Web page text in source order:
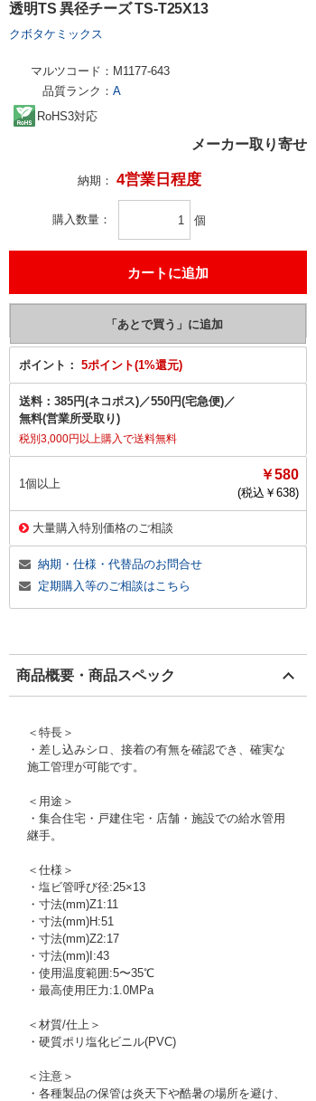
透明TS 異径チーズ TS-T25X13
クボタケミックス
マルツコード： M1177-643
品質ランク： A
RoHS3対応
メーカー取り寄せ
納期： 4営業日程度
購入数量 個
ポイント： 5ポイント(1%還元)
送料： 385円(ネコポス)／550円(宅急便)／
無料(営業所受取り)
税別3,000円以上購入で送料無料
1個以上
￥580
(税込￥ 638)
大量購入特別価格のご相談
納期・仕様・代替品のお問合せ
定期購入等のご相談はこちら
商品概要・商品スペック
＜特長＞
・差し込みシロ、接着の有無を確認でき、確実な
施工管理が可能です。
＜用途＞
・集合住宅・戸建住宅・店舗・施設での給水管用
継手。
＜仕様＞
・塩ビ管呼び径:25×13
・寸法(mm)Z1:11
・寸法(mm)H:51
・寸法(mm)Z2:17
・寸法(mm)I:43
・使用温度範囲:5〜35℃
・最高使用圧力:1.0MPa
＜材質/仕上＞
・硬質ポリ塩化ビニル(PVC)
＜注意＞
・各種製品の保管は炎天下や酷暑の場所を避け、